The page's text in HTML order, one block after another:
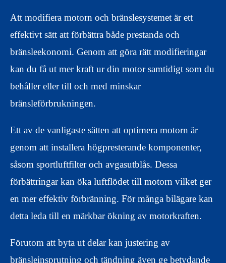
Att modifiera motorn och bränslesystemet är ett
effektivt sätt att förbättra både prestanda och
bränsleekonomi. Genom att göra rätt modifieringar
kan du få ut mer kraft ur din motor samtidigt som du
behåller eller till och med minskar
bränsleförbrukningen.
Ett av de vanligaste sätten att optimera motorn är
genom att installera högpresterande komponenter,
såsom sportluftfilter och avgasutblås. Dessa
förbättringar kan öka luftflödet till motorn vilket ger
en mer effektiv förbränning. För många bilägare kan
detta leda till en märkbar ökning av motorkraften.
Förutom att byta ut delar kan justering av
bränsleinsprutning och tändning även ge betydande